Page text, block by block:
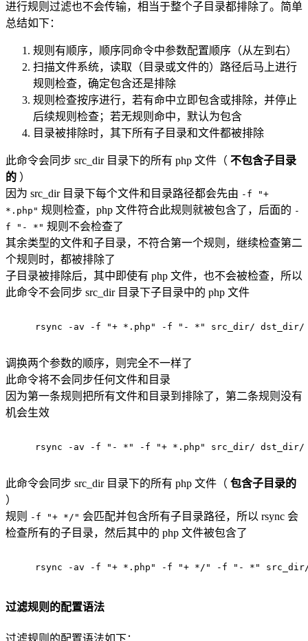
进行规则过滤也不会传输，相当于整个子目录都排除了。简单
总结如下：
规则有顺序，顺序同命令中参数配置顺序（从左到右）
扫描文件系统，读取（目录或文件的）路径后马上进行
规则检查，确定包含还是排除
规则检查按序进行，若有命中立即包含或排除，并停止
后续规则检查；若无规则命中，默认为包含
目录被排除时，其下所有子目录和文件都被排除
此命令会同步 src_dir 目录下的所有 php 文件（ 不包含子目录
的 ）
因为 src_dir 目录下每个文件和目录路径都会先由 -f "+
*.php" 规则检查，php 文件符合此规则就被包含了，后面的 -
f "- *" 规则不会检查了
其余类型的文件和子目录，不符合第一个规则，继续检查第二
个规则时，都被排除了
子目录被排除后，其中即使有 php 文件，也不会被检查，所以
此命令不会同步 src_dir 目录下子目录中的 php 文件
rsync -av -f "+ *.php" -f "- *" src_dir/ dst_dir/
调换两个参数的顺序，则完全不一样了
此命令将不会同步任何文件和目录
因为第一条规则把所有文件和目录到排除了，第二条规则没有
机会生效
rsync -av -f "- *" -f "+ *.php" src_dir/ dst_dir/
此命令会同步 src_dir 目录下的所有 php 文件（ 包含子目录的
）
规则
-f "+ */" 会匹配并包含所有子目录路径，所以 rsync 会
检查所有的子目录，然后其中的 php 文件被包含了
rsync -av -f "+ *.php" -f "+ */" -f "- *"
过滤规则的配置语法
过滤规则的配置语法如下：